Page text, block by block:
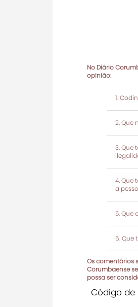
No Diário
opinião:
Que
Que
Que
a
Que
Que
Os comentários
Corumbaense
possa ser
Código de